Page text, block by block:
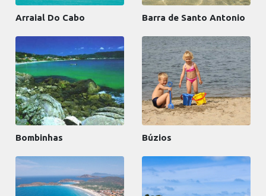
Arraial Do Cabo Barra de Santo Antonio
Bombinhas Búzios